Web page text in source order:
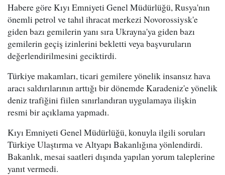
Habere göre Kıyı Emniyeti Genel Müdürlüğü, Rusya'nın
önemli petrol ve tahıl ihracat merkezi Novorossiysk'e
giden bazı gemilerin yanı sıra Ukrayna'ya giden bazı
gemilerin geçiş izinlerini bekletti veya başvuruların
değerlendirilmesini geciktirdi.
Türkiye makamları, ticari gemilere yönelik insansız hava
aracı saldırılarının arttığı bir dönemde Karadeniz'e yönelik
deniz trafiğini fiilen sınırlandıran uygulamaya ilişkin
resmi bir açıklama yapmadı.
Kıyı Emniyeti Genel Müdürlüğü, konuyla ilgili soruları
Türkiye Ulaştırma ve Altyapı Bakanlığına yönlendirdi.
Bakanlık, mesai saatleri dışında yapılan yorum taleplerine
yanıt vermedi.